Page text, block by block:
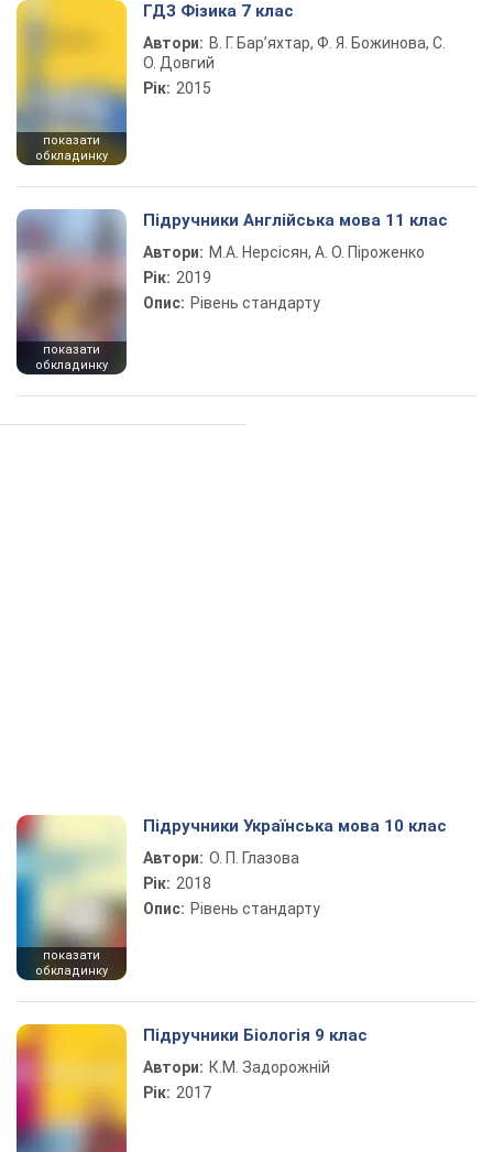
показати
обкладинку
ГДЗ Фізика 7 клас
Автори: В. Г. Бар’яхтар, Ф. Я. Божинова, С.
О. Довгий
Рік: 2015
показати
обкладинку
Підручники Англійська мова 11 клас
Автори: М.А. Нерсісян, А. О. Піроженко
Рік: 2019
Опис: Рівень стандарту
показати
обкладинку
Підручники Українська мова 10 клас
Автори: О. П. Глазова
Рік: 2018
Опис: Рівень стандарту
Підручники Біологія 9 клас
Автори: К.М. Задорожній
Рік: 2017